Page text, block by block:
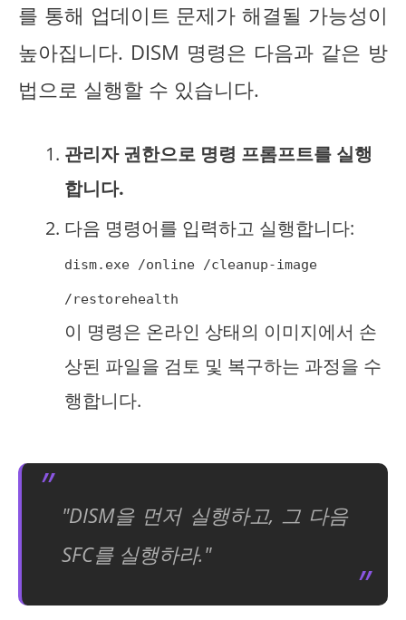
를 통해 업데이트 문제가 해결될 가능성이
높아집니다. DISM 명령은 다음과 같은 방
법으로 실행할 수 있습니다.
관리자 권한으로 명령 프롬프트를 실행
합니다.
다음 명령어를 입력하고 실행합니다:
dism.exe /online /cleanup-image
/restorehealth
이 명령은 온라인 상태의 이미지에서 손
상된 파일을 검토 및 복구하는 과정을 수
행합니다.
"DISM을 먼저 실행하고, 그 다음
SFC를 실행하라."